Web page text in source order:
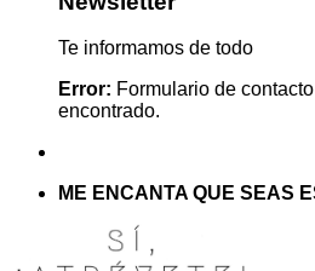
Te informamos de todo
Error: Formulario de
encontrado.
ME ENCANTA QUE SEAS